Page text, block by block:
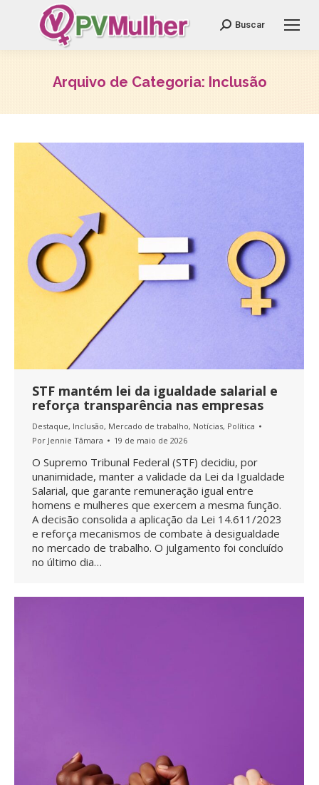
Search:
Buscar
Arquivo de Categoria: Inclusão
STF mantém lei da igualdade salarial e
reforça transparência nas empresas
Destaque, Inclusão, Mercado de trabalho, Notícias, Política
Por Jennie Tâmara 19 de maio de 2026
O Supremo Tribunal Federal (STF) decidiu, por
unanimidade, manter a validade da Lei da Igualdade
Salarial, que garante remuneração igual entre
homens e mulheres que exercem a mesma função.
A decisão consolida a aplicação da Lei 14.611/2023
e reforça mecanismos de combate à desigualdade
no mercado de trabalho. O julgamento foi concluído
no último dia…